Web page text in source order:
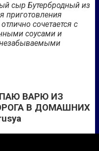
сыр Бутербродный из
приготовления
сочетается с
соусами и
незабываемыми
ВАРЮ ИЗ
В ДОМАШНИХ